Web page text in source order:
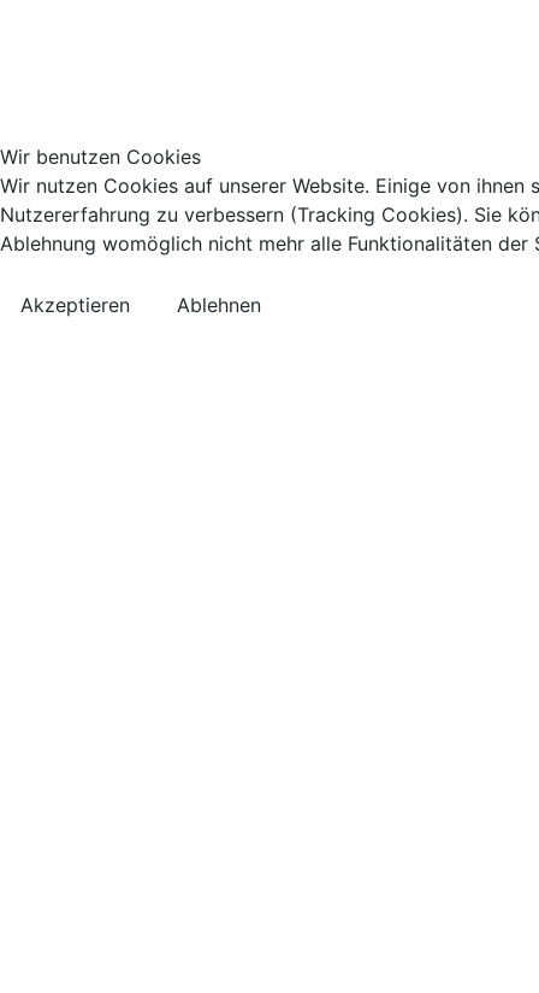
Wir benutzen Cookies
Wir nutzen Cookies auf unserer Website. Einige von
Nutzererfahrung zu verbessern (Tracking Cookies). Sie
Ablehnung womöglich nicht mehr alle Funktionalitäten der
Akzeptieren Ablehnen